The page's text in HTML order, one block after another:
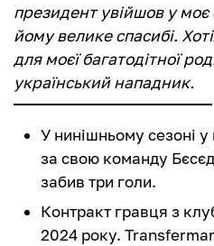
президент увійшов у
йому велике спасибі.
для моєї багатодітної
український нападник.
У нинішньому сезоні у
за свою команду
забив три голи.
Контракт гравця з
2024 року.